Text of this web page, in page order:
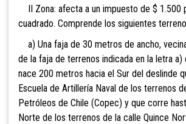
II Zona: afecta a un impuesto de $ 1.500
cuadrado. Comprende los siguientes
a) Una faja de 30 metros de ancho,
de la faja de terrenos indicada en la letra a)
nace 200 metros hacia el Sur del deslinde
Escuela de Artillería Naval de los terrenos
Petróleos de Chile (Copec) y que corre
Norte de los terrenos de la calle Quince